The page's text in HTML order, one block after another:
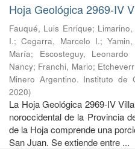
Hoja Geológica 2969-IV
Fauqué, Luis Enrique;
I.;Cegarra, Marcelo I.;
María; Escosteguy, Leonardo
Nancy; Franchi, Mario;
Minero Argentino. Instituto de
2020)
La Hoja Geológica 2969-IV
noroccidental de la Provincia
de la Hoja comprende una
San Juan. Se extiende entre ...